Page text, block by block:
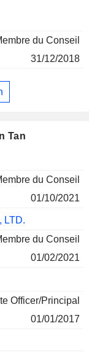
du Conseil
31/12/2018
Tan
du Conseil
01/10/2021
LTD.
du Conseil
01/02/2021
Officer/Principal
01/01/2017